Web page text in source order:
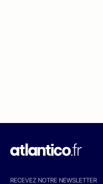
RECEVEZ NOTRE NEWSLETTER